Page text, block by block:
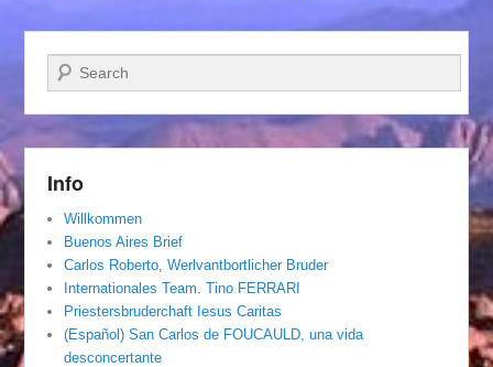
Suchen
Info
Willkommen
Buenos Aires Brief
Carlos Roberto, Werlvantbortlicher Bruder
Internationales Team. Tino FERRARI
Priestersbruderchaft Iesus Caritas
(Español) San Carlos de FOUCAULD, una vida
desconcertante